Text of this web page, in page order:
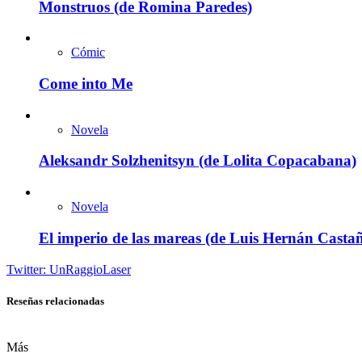
Monstruos (de Romina Paredes)
Cómic
Come into Me
Novela
Aleksandr Solzhenitsyn (de Lolita Copacabana)
Novela
El imperio de las mareas (de Luis Hernán
Twitter: UnRaggioLaser
Reseñas relacionadas
Más